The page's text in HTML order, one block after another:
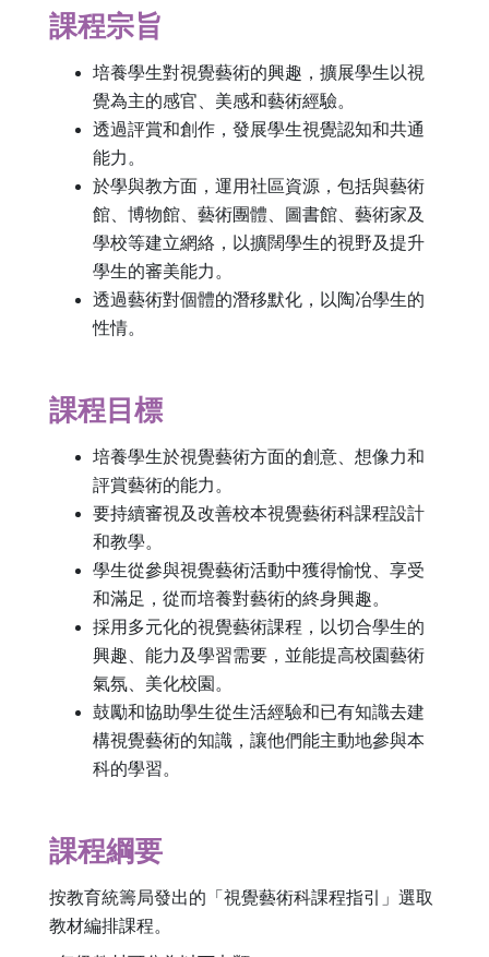
課程宗旨
培養學生對視覺藝術的興趣，擴展學生以視
覺為主的感官、美感和藝術經驗。
透過評賞和創作，發展學生視覺認知和共通
能力。
於學與教方面，運用社區資源，包括與藝術
館、博物館、藝術團體、圖書館、藝術家及
學校等建立網絡，以擴闊學生的視野及提升
學生的審美能力。
透過藝術對個體的潛移默化，以陶冶學生的
性情。
課程目標
培養學生於視覺藝術方面的創意、想像力和
評賞藝術的能力。
要持續審視及改善校本視覺藝術科課程設計
和教學。
學生從參與視覺藝術活動中獲得愉悅、享受
和滿足，從而培養對藝術的終身興趣。
採用多元化的視覺藝術課程，以切合學生的
興趣、能力及學習需要，並能提高校園藝術
氣氛、美化校園。
鼓勵和協助學生從生活經驗和已有知識去建
構視覺藝術的知識，讓他們能主動地參與本
科的學習。
課程綱要
按教育統籌局發出的「視覺藝術科課程指引」選取
教材編排課程。